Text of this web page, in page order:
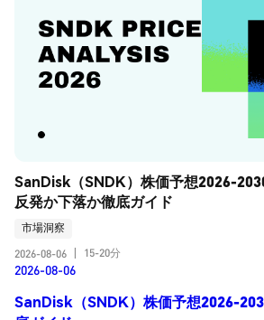
SanDisk（SNDK）株価予想2026-
反発か下落か徹底ガイド
市場洞察
2026-08-06
15-20分
2026-08-06
SanDisk（SNDK）株価予想2026-